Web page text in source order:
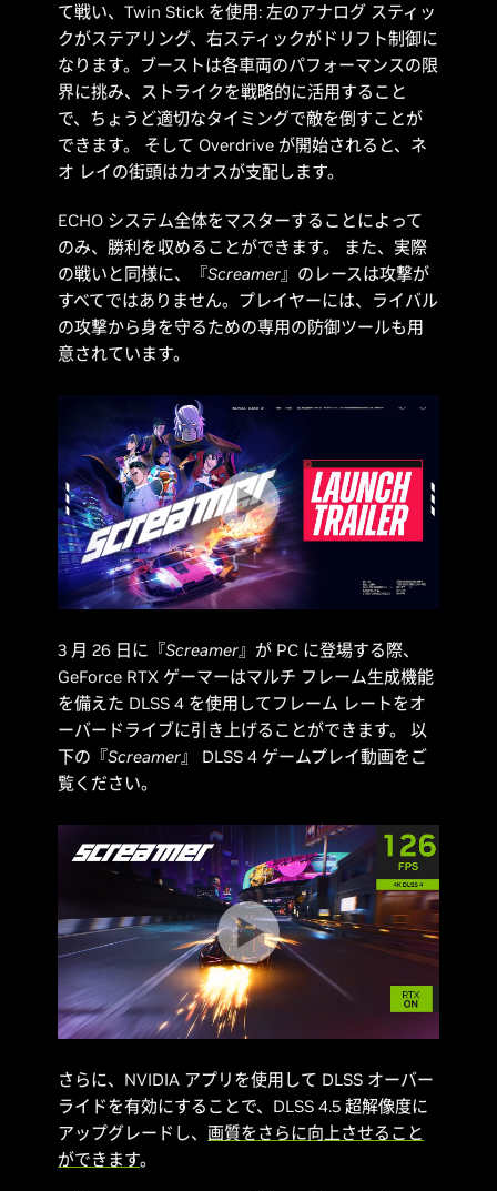
て戦い、Twin Stick を使用: 左のアナログ スティッ
クがステアリング、右スティックがドリフト制御に
なります。ブーストは各車両のパフォーマンスの限
界に挑み、ストライクを戦略的に活用すること
で、ちょうど適切なタイミングで敵を倒すことが
できます。 そして Overdrive が開始されると、ネ
オ レイの街頭はカオスが支配します。
ECHO システム全体をマスターすることによって
のみ、勝利を収めることができます。 また、実際
の戦いと同様に、『Screamer』のレースは攻撃が
すべてではありません。プレイヤーには、ライバル
の攻撃から身を守るための専用の防御ツールも用
意されています。
3 月 26 日に『Screamer』が PC に登場する際、
GeForce RTX ゲーマーはマルチ フレーム生成機能
を備えた DLSS 4 を使用してフレーム レートをオ
ーバードライブに引き上げることができます。 以
下の『Screamer』 DLSS 4 ゲームプレイ動画をご
覧ください。
さらに、NVIDIA アプリを使用して DLSS オーバー
ライドを有効にすることで、DLSS 4.5 超解像度に
アップグレードし、画質をさらに向上させること
ができます。